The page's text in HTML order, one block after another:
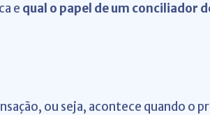
e qual o papel de um conciliador
ou seja, acontece quando